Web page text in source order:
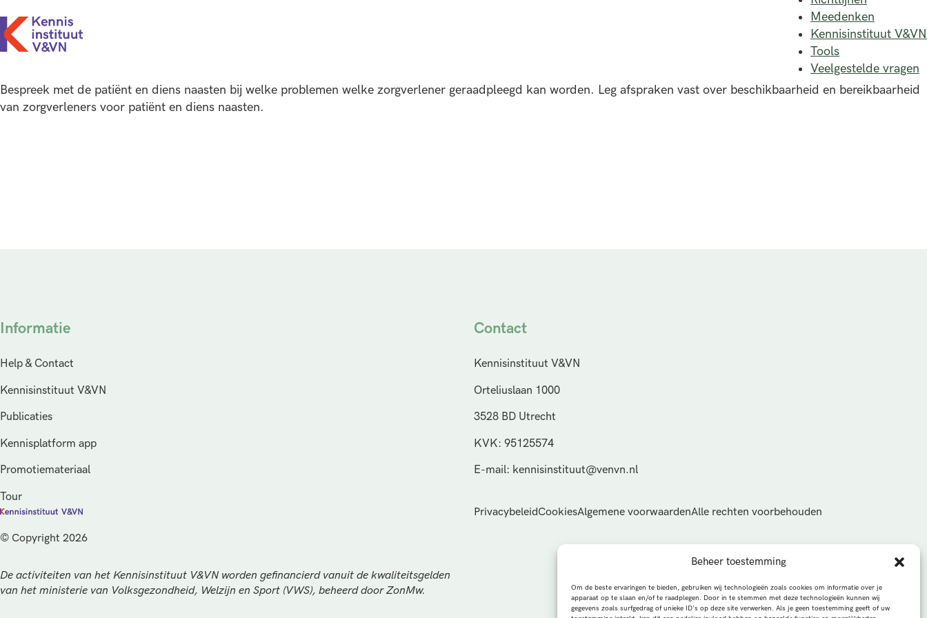
Beheer toestemming
Om de beste ervaringen te bieden, gebruiken wij technologieën zoals cookies om informatie over je
apparaat op te slaan en/of te raadplegen. Door in te stemmen met deze technologieën kunnen wij
gegevens zoals surfgedrag of unieke ID's op deze site verwerken. Als je geen toestemming geeft of uw
Meedenken
Kennisinstituut V&VN
Tools
Veelgestelde vragen
Bespreek met de patiënt en diens naasten bij welke problemen welke zorgverlener geraadpleegd kan worden. Leg afspraken vast over beschikbaarheid en bereikbaarheid
van zorgverleners voor patiënt en diens naasten.
Informatie
Help & Contact
Kennisinstituut V&VN
Publicaties
Kennisplatform app
Promotiemateriaal
Tour
Contact
Kennisinstituut V&VN
Orteliuslaan 1000
3528 BD Utrecht
KVK: 95125574
E-mail: kennisinstituut@venvn.nl
© Copyright 2026
De activiteiten van het Kennisinstituut V&VN worden gefinancierd vanuit de kwaliteitsgelden
van het ministerie van Volksgezondheid, Welzijn en Sport (VWS), beheerd door ZonMw.
PrivacybeleidCookiesAlgemene voorwaardenAlle rechten voorbehouden